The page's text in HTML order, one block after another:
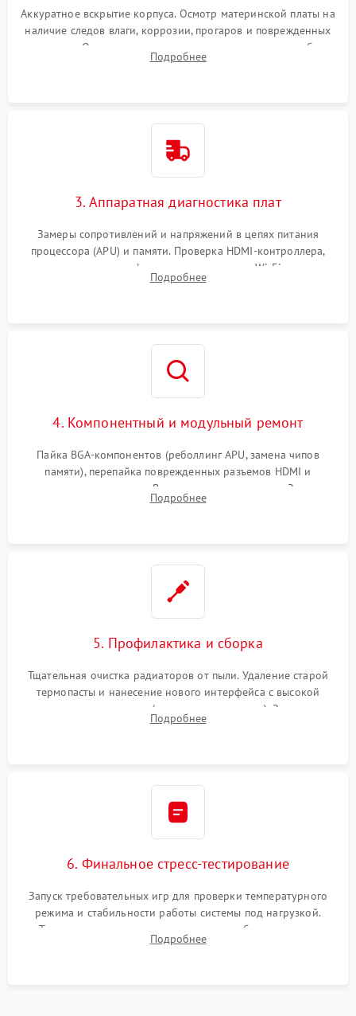
Аккуратное вскрытие корпуса. Осмотр материнской платы на
наличие следов влаги, коррозии, прогаров и поврежденных
элементов. Оценка состояния системы охлаждения, турбины
кулера и степени загрязнения радиатора пылью.
Подробнее
3. Аппаратная диагностика плат
Замеры сопротивлений и напряжений в цепях питания
процессора (APU) и памяти. Проверка HDMI-контроллера,
микросхем флеш-памяти и модуля Wi-Fi
Подробнее
4. Компонентный и модульный ремонт
Пайка BGA-компонентов (реболлинг APU, замена чипов
памяти), перепайка поврежденных разъемов HDMI и
контроллеров питания. Восстановление дорожек. Замена
неисправного жесткого диска, SSD или лазерной головки
Подробнее
5. Профилактика и сборка
Тщательная очистка радиаторов от пыли. Удаление старой
термопасты и нанесение нового интерфейса с высокой
теплопроводностью (или жидкого металла). Замена
термопрокладок. Аккуратная сборка консоли и подключение
Подробнее
6. Финальное стресс-тестирование
Запуск требовательных игр для проверки температурного
режима и стабильности работы системы под нагрузкой.
Тестирование привода, синхронизации беспроводных
геймпадов, выхода в сеть и выдачи изображения без
Подробнее